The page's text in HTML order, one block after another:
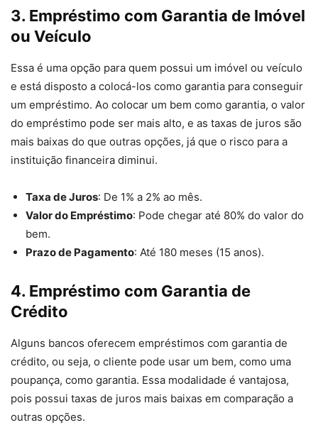
3. Empréstimo com Garantia de Imóvel
ou Veículo
Essa é uma opção para quem possui um imóvel ou veículo
e está disposto a colocá-los como garantia para conseguir
um empréstimo. Ao colocar um bem como garantia, o valor
do empréstimo pode ser mais alto, e as taxas de juros são
mais baixas do que outras opções, já que o risco para a
instituição financeira diminui.
Taxa de Juros: De 1% a 2% ao mês.
Valor do Empréstimo: Pode chegar até 80% do valor do
bem.
Prazo de Pagamento: Até 180 meses (15 anos).
4. Empréstimo com Garantia de
Crédito
Alguns bancos oferecem empréstimos com garantia de
crédito, ou seja, o cliente pode usar um bem, como uma
poupança, como garantia. Essa modalidade é vantajosa,
pois possui taxas de juros mais baixas em comparação a
outras opções.